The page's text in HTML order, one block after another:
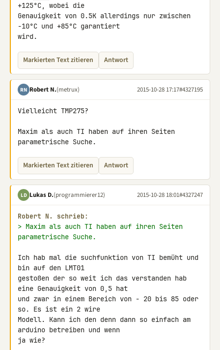
+125°C, wobei die
Genauigkeit von 0.5K allerdings nur zwischen
-10°C und +85°C garantiert
wird.
Markierten Text zitieren Antwort
RN Robert N.(metrux) 2015-10-28 17:17#4327195
Vielleicht TMP275?
Maxim als auch TI haben auf ihren Seiten
parametrische Suche.
Markierten Text zitieren Antwort
LD Lukas D.(programmierer12) 2015-10-28 18:01#4327247
Robert N. schrieb:
> Maxim als auch TI haben auf ihren Seiten
parametrische Suche.
Ich hab mal die suchfunktion von TI bemüht und
bin auf den LMT01
gestoßen der so weit ich das verstanden hab
eine Genauigkeit von 0,5 hat
und zwar in einem Bereich von - 20 bis 85 oder
so. Es ist ein 2 wire
Modell. Kann ich den denn dann so einfach am
arduino betreiben und wenn
ja wie?